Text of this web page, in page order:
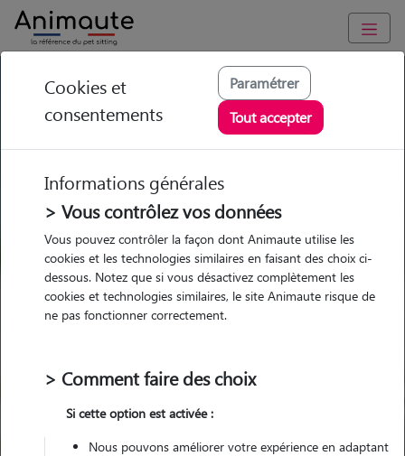
GARDE ANIMAUX à Mouthe : Garde chien et chat en famille ou
à domicile, visites et promenades
Trouvez une garde animaux à
Mouthe
Parmi nos 2 pet-sitters à Mouthe
Garde
chez le Pet Sitter
Garde
chez le Pet Sitter
Cookies et
consentements
Paramétrer
Tout accepter
Informations générales
> Vous contrôlez vos données
Vous pouvez contrôler la façon dont Animaute utilise les
cookies et les technologies similaires en faisant des choix ci-
dessous. Notez que si vous désactivez complètement les
cookies et technologies similaires, le site Animaute risque de
ne pas fonctionner correctement.
> Comment faire des choix
Si cette option est activée :
Nous pouvons améliorer votre expérience en adaptant